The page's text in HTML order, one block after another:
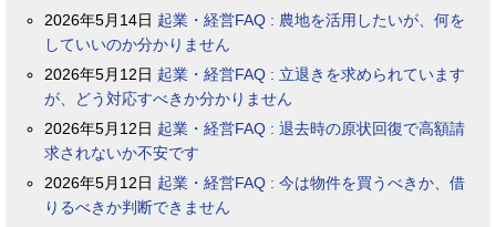
2026年5月14日 起業・経営FAQ : 農地を活用したいが、何を
していいのか分かりません
2026年5月12日 起業・経営FAQ : 立退きを求められています
が、どう対応すべきか分かりません
2026年5月12日 起業・経営FAQ : 退去時の原状回復で高額請
求されないか不安です
2026年5月12日 起業・経営FAQ : 今は物件を買うべきか、借
りるべきか判断できません